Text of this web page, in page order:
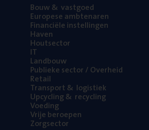
Bouw& vastgoed
Euro­pe­se ambtenaren
Finan­ci­ë­le instellingen
Haven
Hout­sec­tor
IT
Land­bouw
Publie­ke sec­tor / Overheid
Retail
Trans­port& logistiek
Upcy­cling& recycling
Voe­ding
Vrije beroe­pen
Zorg­sec­tor